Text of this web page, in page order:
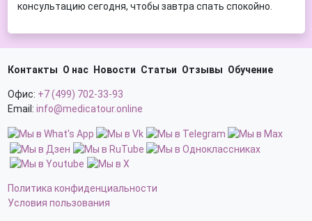
консультацию сегодня, чтобы завтра спать спокойно.
Офис: +7 (499) 702-33-93
Email: info@medicatour.online
Контакты О нас Новости Статьи Отзывы Обучение
Политика конфиденциальности
Условия пользования